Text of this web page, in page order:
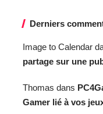
Derniers
Image to Calendar
partage sur une
Thomas dans
Gamer lié à vos